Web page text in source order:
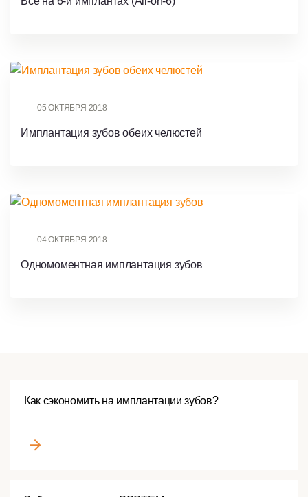
05 ОКТЯБРЯ 2018
Имплантация зубов обеих челюстей
04 ОКТЯБРЯ 2018
Одномоментная имплантация зубов
Как сэкономить на имплантации зубов?